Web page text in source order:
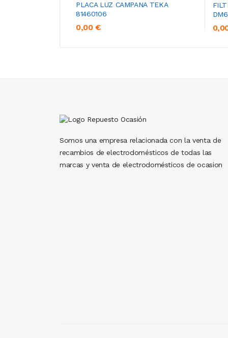
PLACA LUZ CAMPANA TEKA
81460106
0,00 €
Somos una empresa relacionada con la venta de
recambios de electrodomésticos de todas las
marcas y venta de electrodomésticos de ocasion